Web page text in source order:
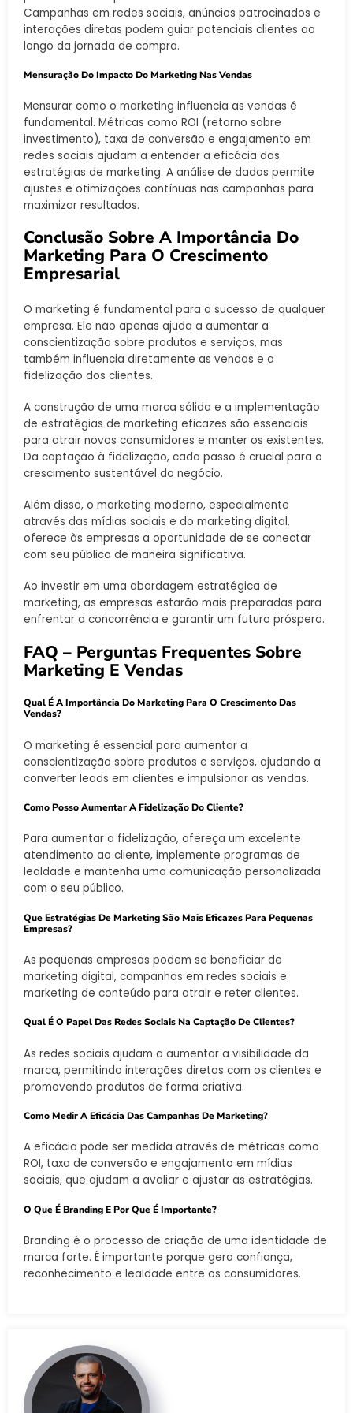
Campanhas em redes sociais, anúncios patrocinados e
interações diretas podem guiar potenciais clientes ao
longo da jornada de compra.
Mensuração Do Impacto Do Marketing Nas Vendas
Mensurar como o marketing influencia as vendas é
fundamental. Métricas como ROI (retorno sobre
investimento), taxa de conversão e engajamento em
redes sociais ajudam a entender a eficácia das
estratégias de marketing. A análise de dados permite
ajustes e otimizações contínuas nas campanhas para
maximizar resultados.
Conclusão Sobre A Importância Do
Marketing Para O Crescimento
Empresarial
O marketing é fundamental para o sucesso de qualquer
empresa. Ele não apenas ajuda a aumentar a
conscientização sobre produtos e serviços, mas
também influencia diretamente as vendas e a
fidelização dos clientes.
A construção de uma marca sólida e a implementação
de estratégias de marketing eficazes são essenciais
para atrair novos consumidores e manter os existentes.
Da captação à fidelização, cada passo é crucial para o
crescimento sustentável do negócio.
Além disso, o marketing moderno, especialmente
através das mídias sociais e do marketing digital,
oferece às empresas a oportunidade de se conectar
com seu público de maneira significativa.
Ao investir em uma abordagem estratégica de
marketing, as empresas estarão mais preparadas para
enfrentar a concorrência e garantir um futuro próspero.
FAQ – Perguntas Frequentes Sobre
Marketing E Vendas
Qual É A Importância Do Marketing Para O Crescimento Das
Vendas?
O marketing é essencial para aumentar a
conscientização sobre produtos e serviços, ajudando a
converter leads em clientes e impulsionar as vendas.
Como Posso Aumentar A Fidelização Do Cliente?
Para aumentar a fidelização, ofereça um excelente
atendimento ao cliente, implemente programas de
lealdade e mantenha uma comunicação personalizada
com o seu público.
Que Estratégias De Marketing São Mais Eficazes Para Pequenas
Empresas?
As pequenas empresas podem se beneficiar de
marketing digital, campanhas em redes sociais e
marketing de conteúdo para atrair e reter clientes.
Qual É O Papel Das Redes Sociais Na Captação De Clientes?
As redes sociais ajudam a aumentar a visibilidade da
marca, permitindo interações diretas com os clientes e
promovendo produtos de forma criativa.
Como Medir A Eficácia Das Campanhas De Marketing?
A eficácia pode ser medida através de métricas como
ROI, taxa de conversão e engajamento em mídias
sociais, que ajudam a avaliar e ajustar as estratégias.
O Que É Branding E Por Que É Importante?
Branding é o processo de criação de uma identidade de
marca forte. É importante porque gera confiança,
reconhecimento e lealdade entre os consumidores.